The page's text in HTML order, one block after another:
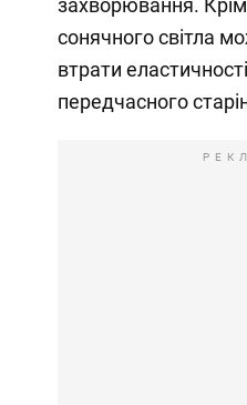
сонячного світла
втрати
передчасного